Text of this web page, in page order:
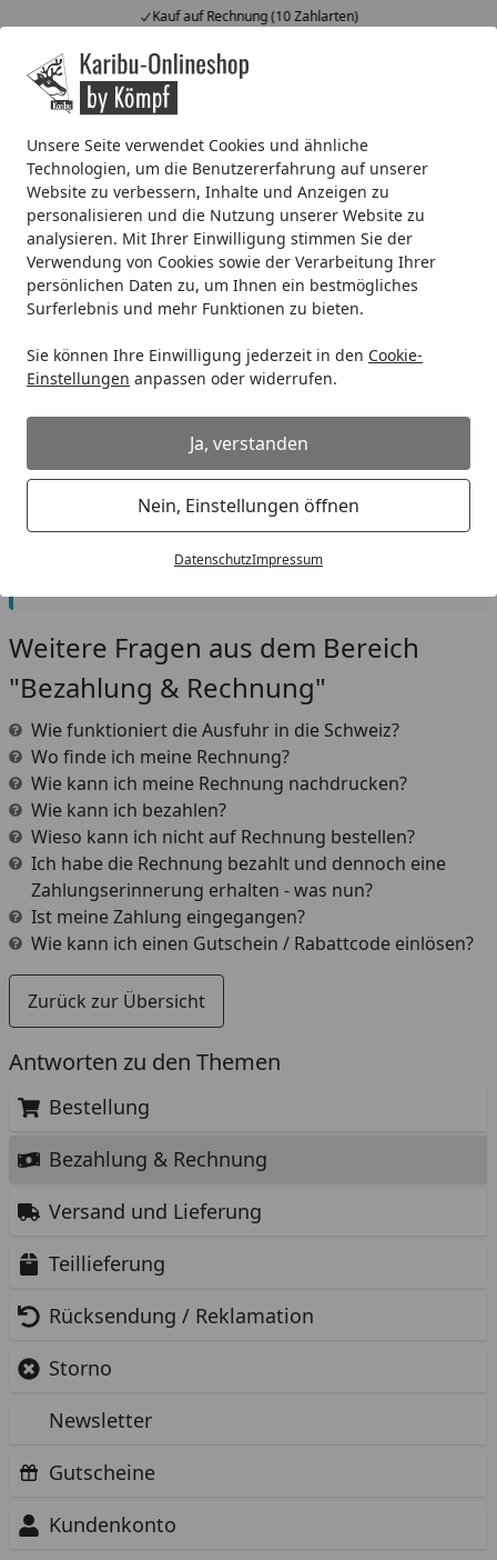
Unsere Seite verwendet Cookies und ähnliche
Technologien, um die Benutzererfahrung auf unserer
Website zu verbessern, Inhalte und Anzeigen zu
personalisieren und die Nutzung unserer Website zu
analysieren. Mit Ihrer Einwilligung stimmen Sie der
Verwendung von Cookies sowie der Verarbeitung Ihrer
persönlichen Daten zu, um Ihnen ein bestmögliches
Surferlebnis und mehr Funktionen zu bieten.
Sie können Ihre Einwilligung jederzeit in den Cookie-
Einstellungen anpassen oder widerrufen.
Ja, verstanden
Nein, Einstellungen öffnen
DatenschutzImpressum
Kauf auf Rechnung (10 Zahlarten)
Alle Produkte
Mein Konto
Startseite
Was ist Mollie?
Antworten zu den Themen
Bestellung
Bezahlung & Rechnung
Versand und Lieferung
Teillieferung
Rücksendung / Reklamation
Storno
Newsletter
Gutscheine
Kundenkonto
Was ist Mollie?
Mollie verarbeitet Online-Zahlungen für Onlineshops
und andere Organisationen. Mollie wickelt lediglich den
Zahlungsverkehr zwischen Ihnen und uns ab und kann
Ihnen deshalb nicht bei Fragen zu Ihrer Bestellung
weiterhelfen. Bei Fragen oder Beschwerden in Bezug auf
Vorkasse gewählt haben erscheint auf Ihrem
Kontoauszug "Mollie", oder "Stichting Mollie
Weitere Fragen aus dem Bereich
"Bezahlung & Rechnung"
Wie funktioniert die Ausfuhr in die Schweiz?
Wo finde ich meine Rechnung?
Wie kann ich meine Rechnung nachdrucken?
Wie kann ich bezahlen?
Wieso kann ich nicht auf Rechnung bestellen?
Ich habe die Rechnung bezahlt und dennoch eine
Zahlungserinnerung erhalten - was nun?
Ist meine Zahlung eingegangen?
Wie kann ich einen Gutschein / Rabattcode einlösen?
Zurück zur Übersicht